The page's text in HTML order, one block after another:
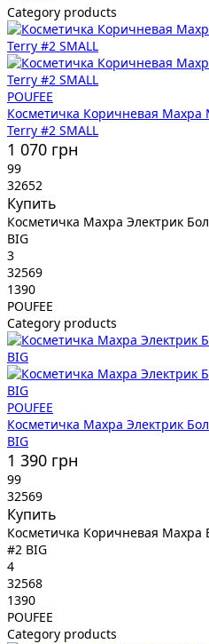
Category products
POUFEE
Косметичка Коричневая Махра
Terry #2 SMALL
1 070 грн
99
32652
Купить
Косметичка Махра Электрик
BIG
3
32569
1390
POUFEE
Category products
POUFEE
Косметичка Махра Электрик
BIG
1 390 грн
99
32569
Купить
Косметичка Коричневая Махра
#2 BIG
4
32568
1390
POUFEE
Category products